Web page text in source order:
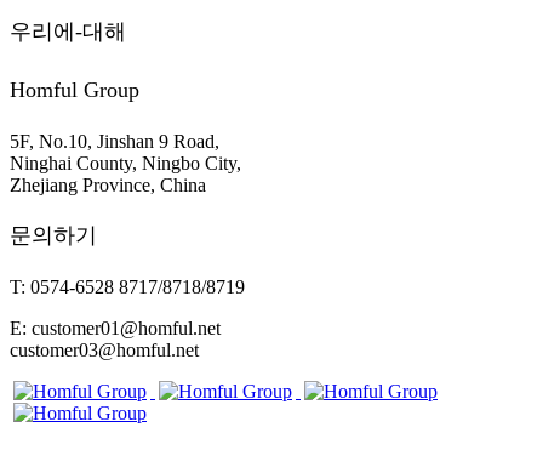
우리에-대해
Homful Group
5F, No.10, Jinshan 9 Road,
Ninghai County, Ningbo City,
Zhejiang Province, China
문의하기
T: 0574-6528 8717/8718/8719
E: customer01@homful.net
customer03@homful.net